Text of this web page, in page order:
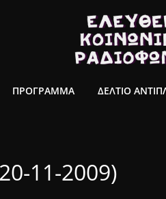
ΠΡΟΓΡΑΜΜΑ ΔΕΛΤΙΟ
11-2009)